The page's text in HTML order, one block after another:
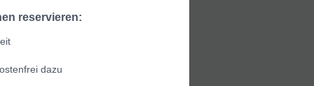
reservieren:
dazu